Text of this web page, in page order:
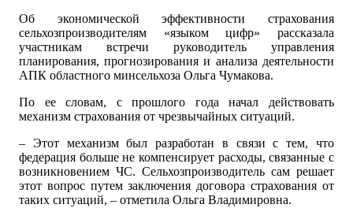
Об экономической эффективности страхования
сельхозпроизводителям «языком цифр» рассказала
участникам встречи руководитель управления
планирования, прогнозирования и анализа деятельности
АПК областного минсельхоза Ольга Чумакова.
По ее словам, с прошлого года начал действовать
механизм страхования от чрезвычайных ситуаций.
– Этот механизм был разработан в связи с тем, что
федерация больше не компенсирует расходы, связанные с
возникновением ЧС. Сельхозпроизводитель сам решает
этот вопрос путем заключения договора страхования от
таких ситуаций, – отметила Ольга Владимировна.